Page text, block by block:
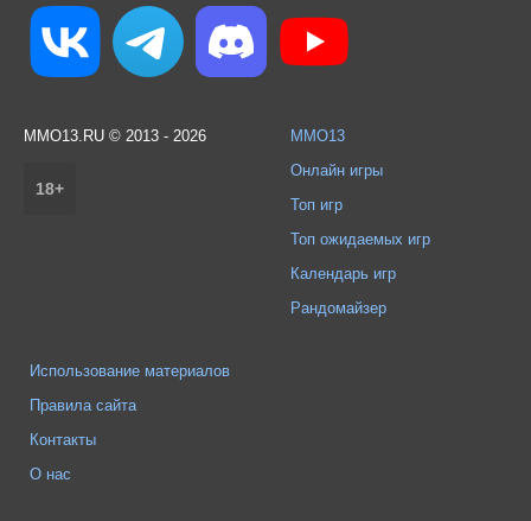
MMO13.RU © 2013 - 2026
18+
MMO13
Онлайн игры
Топ игр
Топ ожидаемых игр
Календарь игр
Рандомайзер
Использование материалов
Правила сайта
Контакты
О нас